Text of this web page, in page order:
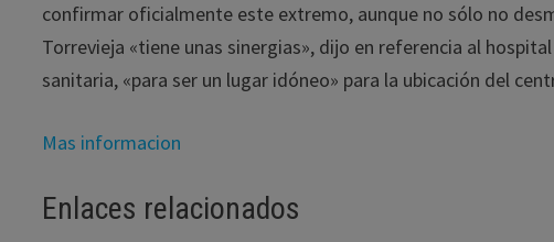
confirmar oficialmente este extremo, aunque no sólo no
Torrevieja «tiene unas sinergias», dijo en referencia al
sanitaria, «para ser un lugar idóneo» para la ubicación del
Mas informacion
Enlaces relacionados